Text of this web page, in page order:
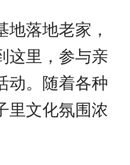
落地老家，
这里，参与亲
动。随着各种
里文化氛围浓